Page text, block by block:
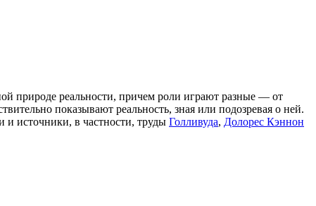
природе реальности, причем роли играют разные — от
показывают реальность, зная или подозревая о ней.
и источники, в частности, труды Голливуда, Долорес Кэннон